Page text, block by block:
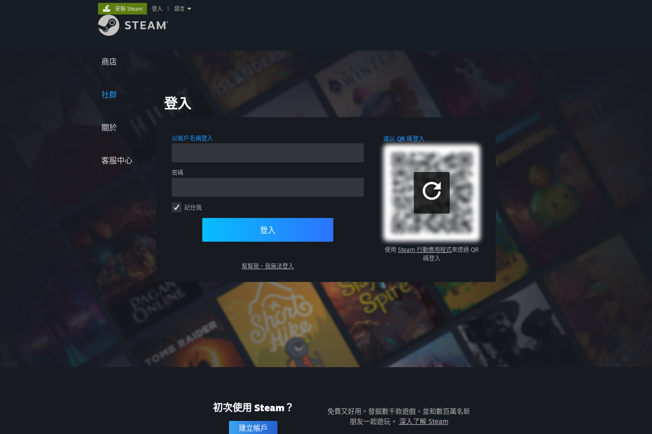
商店
社群
關於
客服中心
安裝 Steam 登入 語言
登入
以帳戶名稱登入
密碼
記住我
登入
幫幫我，我無法登入
或以 QR 碼登入
使用 Steam 行動應用程式來透過 QR
碼登入
初次使用 Steam？
建立帳戶
免費又好用。發掘數千款遊戲，並和數百萬名新
朋友一起遊玩。 深入了解 Steam